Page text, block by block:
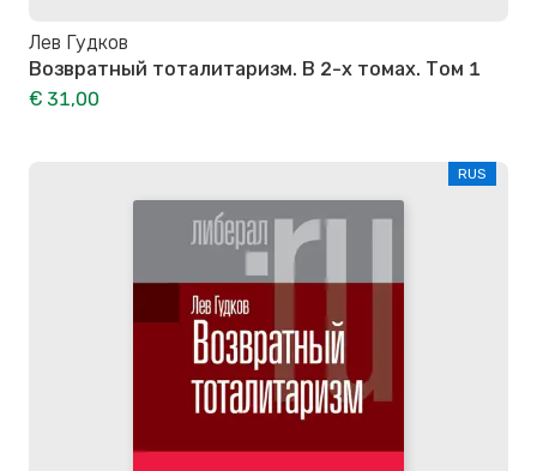
Лев Гудков
Возвратный тоталитаризм. В 2-х томах. Том 1
€ 31,00
RUS